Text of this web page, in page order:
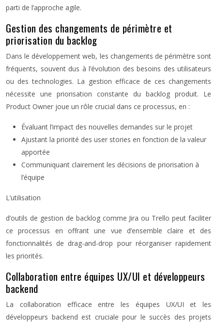
parti de l’approche agile.
Gestion des changements de périmètre et
priorisation du backlog
Dans le développement web, les changements de périmètre sont
fréquents, souvent dus à l’évolution des besoins des utilisateurs
ou des technologies. La gestion efficace de ces changements
nécessite une priorisation constante du backlog produit. Le
Product Owner joue un rôle crucial dans ce processus, en :
Évaluant l’impact des nouvelles demandes sur le projet
Ajustant la priorité des user stories en fonction de la valeur
apportée
Communiquant clairement les décisions de priorisation à
l’équipe
L’utilisation
d’outils de gestion de backlog comme Jira ou Trello peut faciliter
ce processus en offrant une vue d’ensemble claire et des
fonctionnalités de drag-and-drop pour réorganiser rapidement
les priorités.
Collaboration entre équipes UX/UI et développeurs
backend
La collaboration efficace entre les équipes UX/UI et les
développeurs backend est cruciale pour le succès des projets